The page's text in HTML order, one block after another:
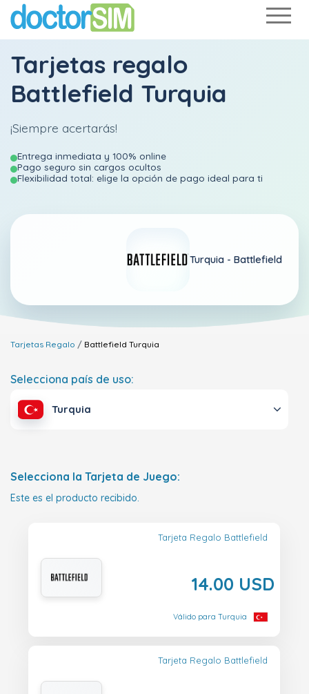
Tarjetas regalo
Battlefield Turquia
¡Siempre acertarás!
Entrega inmediata y 100% online
Pago seguro sin cargos ocultos
Flexibilidad total: elige la opción de pago ideal para ti
Turquia - Battlefield
Tarjetas Regalo Battlefield Turquia
Selecciona país de uso:
Turquia
Selecciona la Tarjeta de Juego:
Este es el producto recibido.
Tarjeta Regalo Battlefield
14.00 USD
Válido para Turquia
Tarjeta Regalo Battlefield